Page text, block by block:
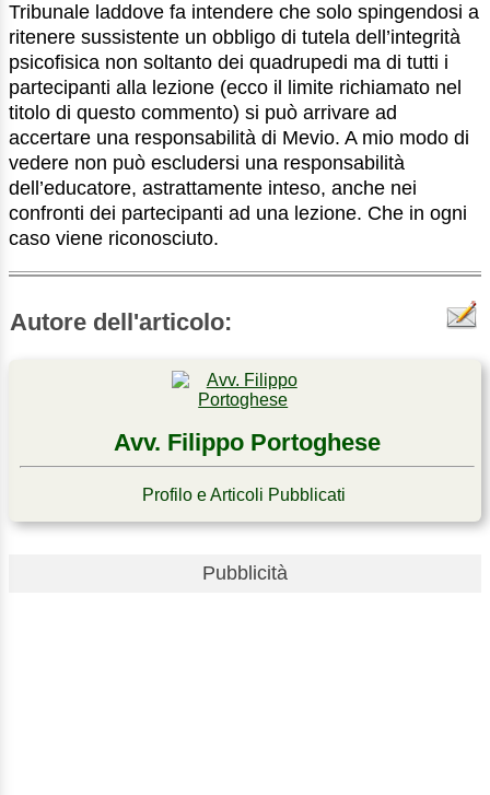
Tribunale laddove fa intendere che solo spingendosi a
ritenere sussistente un obbligo di tutela dell’integrità
psicofisica non soltanto dei quadrupedi ma di tutti i
partecipanti alla lezione (ecco il limite richiamato nel
titolo di questo commento) si può arrivare ad
accertare una responsabilità di Mevio. A mio modo di
vedere non può escludersi una responsabilità
dell’educatore, astrattamente inteso, anche nei
confronti dei partecipanti ad una lezione. Che in ogni
caso viene riconosciuto.
Autore dell'articolo:
Avv. Filippo Portoghese
Profilo e Articoli Pubblicati
Pubblicità